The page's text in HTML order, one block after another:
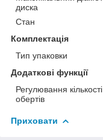
диска
Стан
Комплектація
Тип упаковки
Додаткові функції
Регулювання кількості
обертів
Приховати